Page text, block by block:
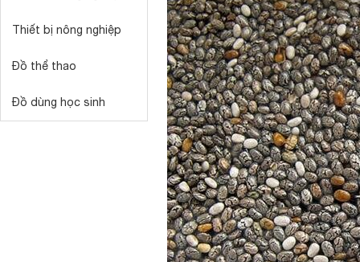
Thiết bị nông nghiệp
Đồ thể thao
Đồ dùng học sinh